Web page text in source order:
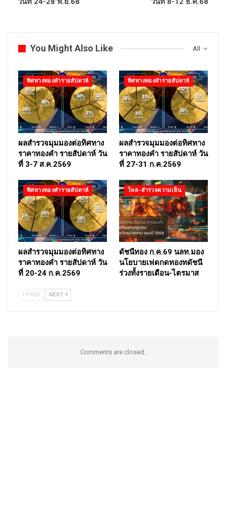
All
You Might Also Like
ทิศทางทองคำรายสัปดาห์
ผลสำรวจมุมมองต่อทิศทาง
ราคาทองคำ รายสัปดาห์ วัน
ที่ 3-7 ส.ค.2569
ทิศทางทองคำรายสัปดาห์
ผลสำรวจมุมมองต่อทิศทาง
ราคาทองคำ รายสัปดาห์ วัน
ที่ 27-31 ก.ค.2569
ทิศทางทองคำรายสัปดาห์
ผลสำรวจมุมมองต่อทิศทาง
ราคาทองคำ รายสัปดาห์ วัน
ที่ 20-24 ก.ค.2569
โพล-สำรวจความเห็น
ดัชนีทอง ก.ค.69 นลท.มอง
นโยบายเฟดกดทองทดัชนี
ร่วงทั้งรายเดือน-ไตรมาส
PREV NEXT
Comments are closed.